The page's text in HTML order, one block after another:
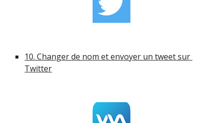
10. Changer de nom et envoyer un tweet sur
Twitter